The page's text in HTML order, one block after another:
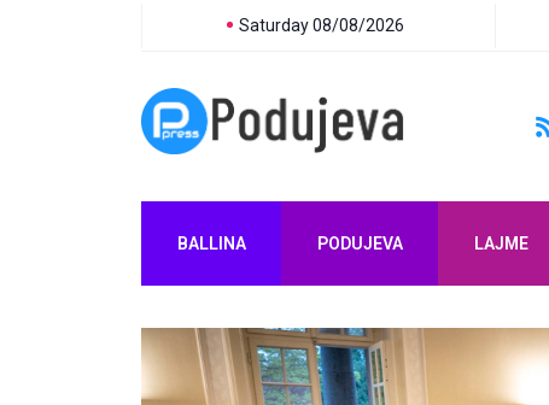
Saturday 08/08/2026
BALLINA PODUJEVA LAJME